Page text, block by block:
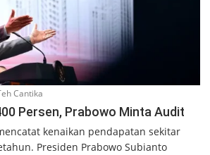
Cantika
Persen, Prabowo Minta Audit
kenaikan pendapatan sekitar
Presiden Prabowo Subianto